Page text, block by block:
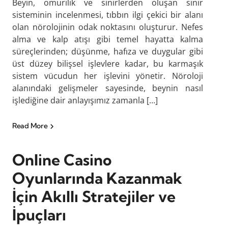
Beyin, omurilik ve sinirlerden oluşan sinir
sisteminin incelenmesi, tıbbın ilgi çekici bir alanı
olan nörolojinin odak noktasını oluşturur. Nefes
alma ve kalp atışı gibi temel hayatta kalma
süreçlerinden; düşünme, hafıza ve duygular gibi
üst düzey bilişsel işlevlere kadar, bu karmaşık
sistem vücudun her işlevini yönetir. Nöroloji
alanındaki gelişmeler sayesinde, beynin nasıl
işlediğine dair anlayışımız zamanla […]
Read More
Online Casino
Oyunlarında Kazanmak
İçin Akıllı Stratejiler ve
İpuçları